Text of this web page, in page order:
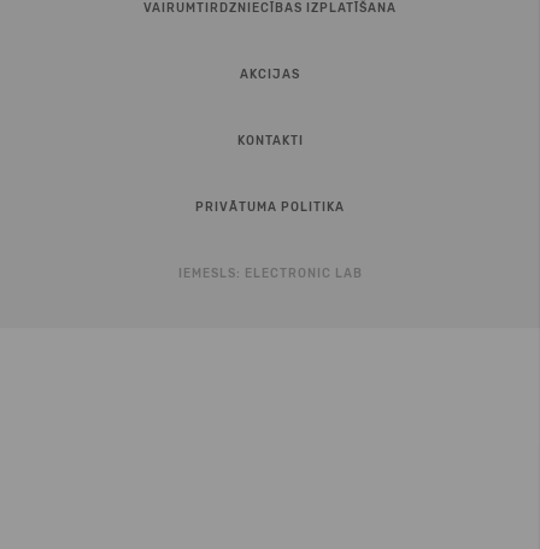
VAIRUMTIRDZNIECĪBAS IZPLATĪŠANA
AKCIJAS
KONTAKTI
PRIVĀTUMA POLITIKA
IEMESLS: ELECTRONIC LAB